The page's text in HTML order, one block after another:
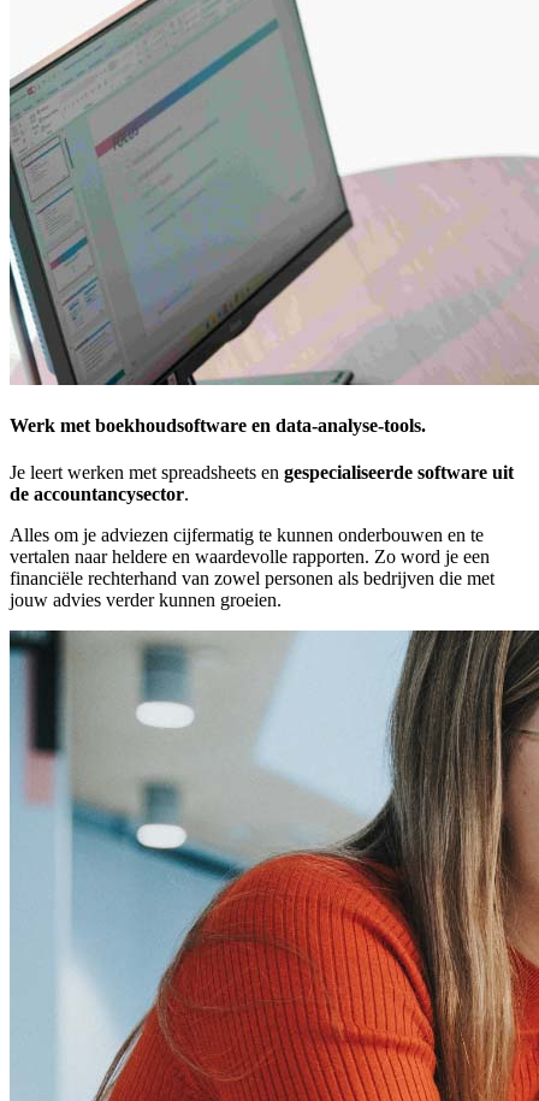
Werk met boekhoudsoftware en data-analyse-tools.
Je leert werken met spreadsheets en gespecialiseerde software uit
de accountancysector.
Alles om je adviezen cijfermatig te kunnen onderbouwen en te
vertalen naar heldere en waardevolle rapporten. Zo word je een
financiële rechterhand van zowel personen als bedrijven die met
jouw advies verder kunnen groeien.